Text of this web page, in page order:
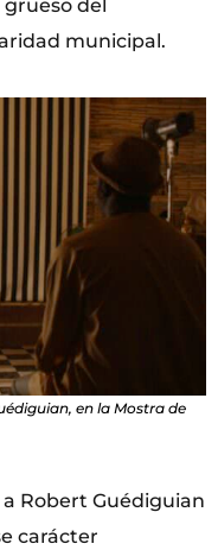
del
municipal.
en la Mostra de
Robert Guédiguian
carácter